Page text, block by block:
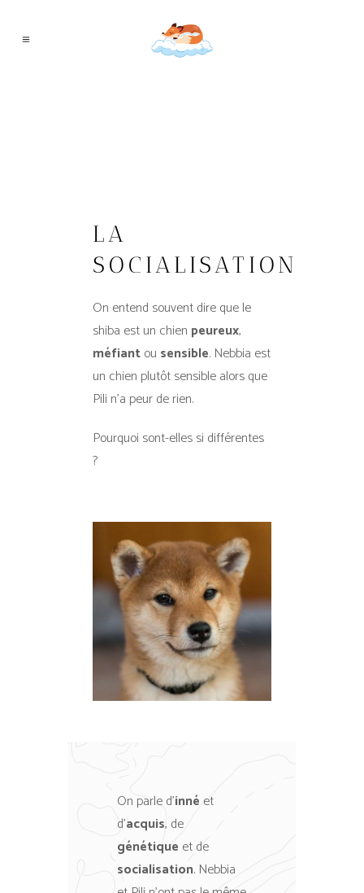
LA
SOCIALISATION
On entend souvent dire que le
shiba est un chien peureux,
méfiantou sensible. Nebbia est
un chien plutôt sensible alors que
Pili n’a peur de rien.
Pourquoi sont-elles si différentes
?
On parle d’inné et
d’acquis, de
génétique et de
socialisation. Nebbia